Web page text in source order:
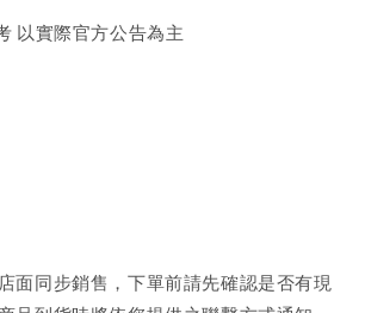
以實際官方公告為主
面同步銷售，下單前請先確認是否有現